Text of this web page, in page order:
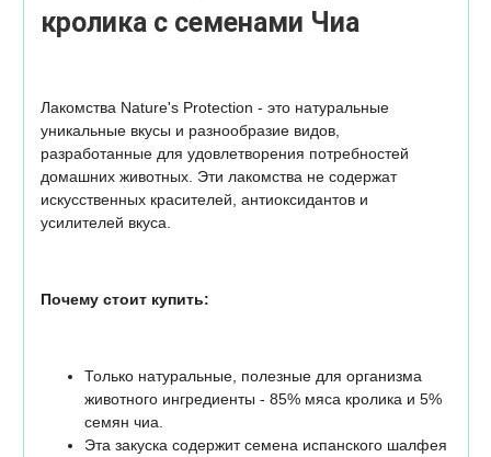
кролика с семенами Чиа
Лакомства Nature's Protection - это натуральные
уникальные вкусы и разнообразие видов,
разработанные для удовлетворения потребностей
домашних животных. Эти лакомства не содержат
искусственных красителей, антиоксидантов и
усилителей вкуса.
Почему стоит купить:
Только натуральные, полезные для организма
животного ингредиенты - 85% мяса кролика и 5%
семян чиа.
Эта закуска содержит семена испанского шалфея